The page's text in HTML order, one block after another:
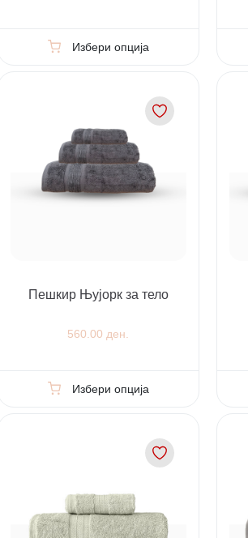
Избери опција
Пешкир Њујорк за тело
560.00 ден.
Избери опција